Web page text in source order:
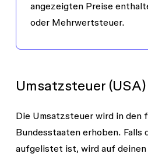
angezeigten Preise
oder Mehrwertsteuer.
Umsatzsteuer (USA)
Die Umsatzsteuer wird in den
Bundesstaaten erhoben. Falls
aufgelistet ist, wird auf deinen